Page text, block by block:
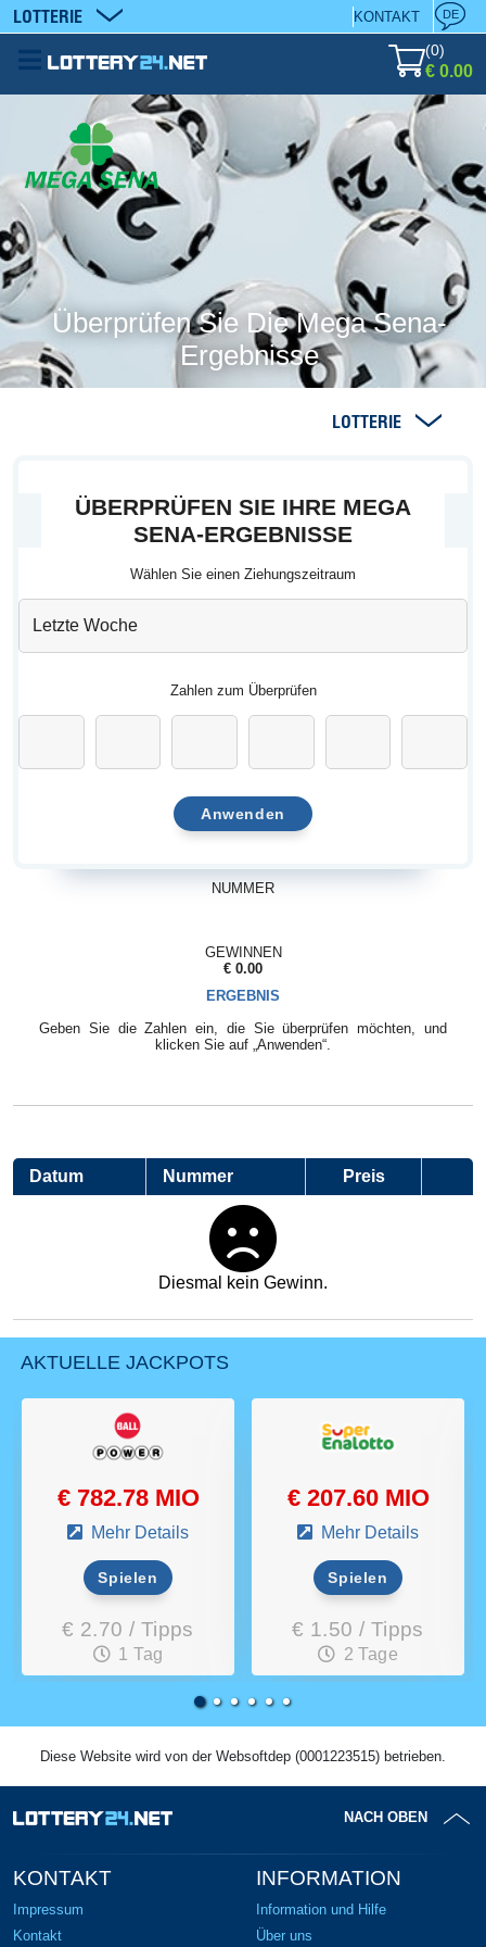
LOTTERIE KONTAKT DE
(0)
€ 0.00
Überprüfen Sie Die Mega Sena-
Ergebnisse
LOTTERIE
ÜBERPRÜFEN SIE IHRE MEGA
SENA-ERGEBNISSE
Wählen Sie einen Ziehungszeitraum
Zahlen zum Überprüfen
Anwenden
NUMMER
GEWINNEN
€ 0.00
ERGEBNIS
Geben Sie die Zahlen ein, die Sie überprüfen möchten, und
klicken Sie auf „Anwenden“.
Datum Nummer Preis
Diesmal kein Gewinn.
AKTUELLE JACKPOTS
€ 782.78 MIO
Mehr Details
Spielen
€ 2.70 / Tipps
1 Tag
€ 207.60 MIO
Mehr Details
Spielen
€ 1.50 / Tipps
2 Tage
Diese Website wird von der Websoftdep (0001223515) betrieben.
NACH OBEN
KONTAKT
Impressum
Kontakt
INFORMATION
Information und Hilfe
Über uns